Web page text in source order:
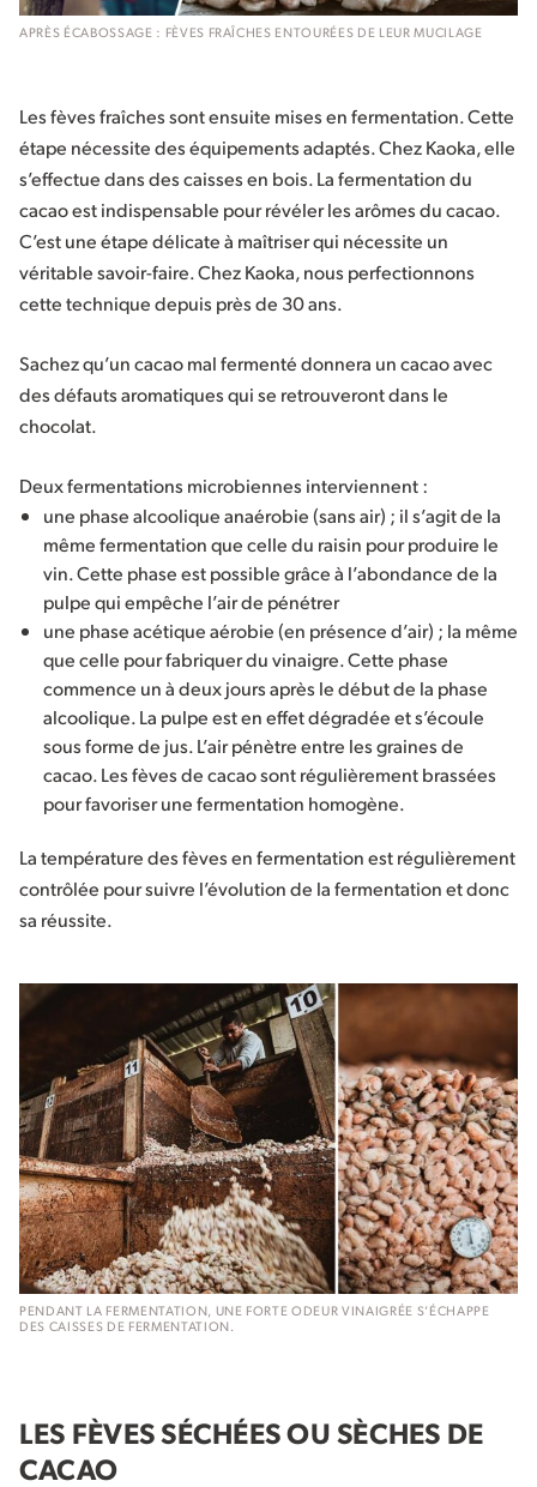
APRÈS ÉCABOSSAGE : FÈVES FRAÎCHES ENTOURÉES DE LEUR MUCILAGE
Les fèves fraîches sont ensuite mises en fermentation. Cette
étape nécessite des équipements adaptés. Chez Kaoka, elle
s’effectue dans des caisses en bois. La fermentation du
cacao est indispensable pour révéler les arômes du cacao.
C’est une étape délicate à maîtriser qui nécessite un
véritable savoir-faire. Chez Kaoka, nous perfectionnons
cette technique depuis près de 30 ans.
Sachez qu’un cacao mal fermenté donnera un cacao avec
des défauts aromatiques qui se retrouveront dans le
chocolat.
Deux fermentations microbiennes interviennent :
une phase alcoolique anaérobie (sans air) ; il s’agit de la
même fermentation que celle du raisin pour produire le
vin. Cette phase est possible grâce à l’abondance de la
pulpe qui empêche l’air de pénétrer
une phase acétique aérobie (en présence d’air) ; la même
que celle pour fabriquer du vinaigre. Cette phase
commence un à deux jours après le début de la phase
alcoolique. La pulpe est en effet dégradée et s’écoule
sous forme de jus. L’air pénètre entre les graines de
cacao. Les fèves de cacao sont régulièrement brassées
pour favoriser une fermentation homogène.
La température des fèves en fermentation est régulièrement
contrôlée pour suivre l’évolution de la fermentation et donc
sa réussite.
PENDANT LA FERMENTATION, UNE FORTE ODEUR VINAIGRÉE S’ÉCHAPPE
DES CAISSES DE FERMENTATION.
LES FÈVES SÉCHÉES OU SÈCHES DE
CACAO